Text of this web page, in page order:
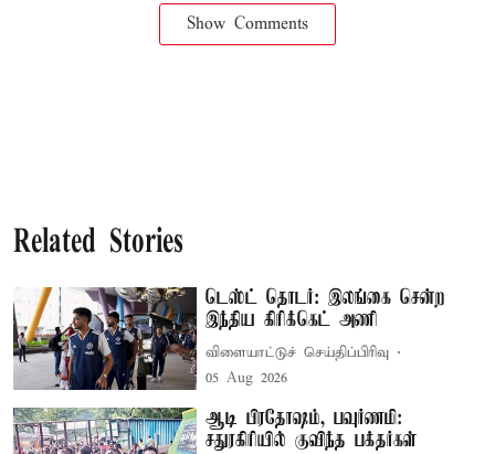
Show Comments
Related Stories
டெஸ்ட் தொடர்: இலங்கை சென்ற
இந்திய கிரிக்கெட் அணி
விளையாட்டுச் செய்திப்பிரிவு
05 Aug 2026
ஆடி பிரதோஷம், பவுர்ணமி:
சதுரகிரியில் குவிந்த பக்தர்கள்